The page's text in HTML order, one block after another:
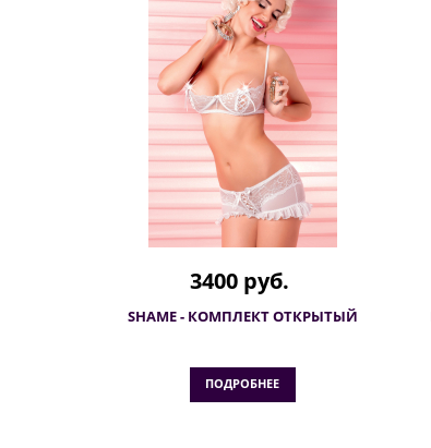
3400 руб.
SHAME - КОМПЛЕКТ ОТКРЫТЫЙ
ПОДРОБНЕЕ